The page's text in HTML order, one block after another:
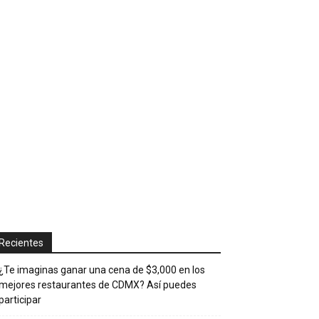
Recientes
¿Te imaginas ganar una cena de $3,000 en los
restaurantes de CDMX? Así puedes